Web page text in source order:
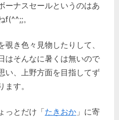
の
ーナスセールというのはあ
f(^^;;。
き色々見物したりして、
はそんなに暑くは無いので
い、上野方面を目指してず
す。
っとだけ「たきおか 」に寄